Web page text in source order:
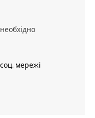
мережі